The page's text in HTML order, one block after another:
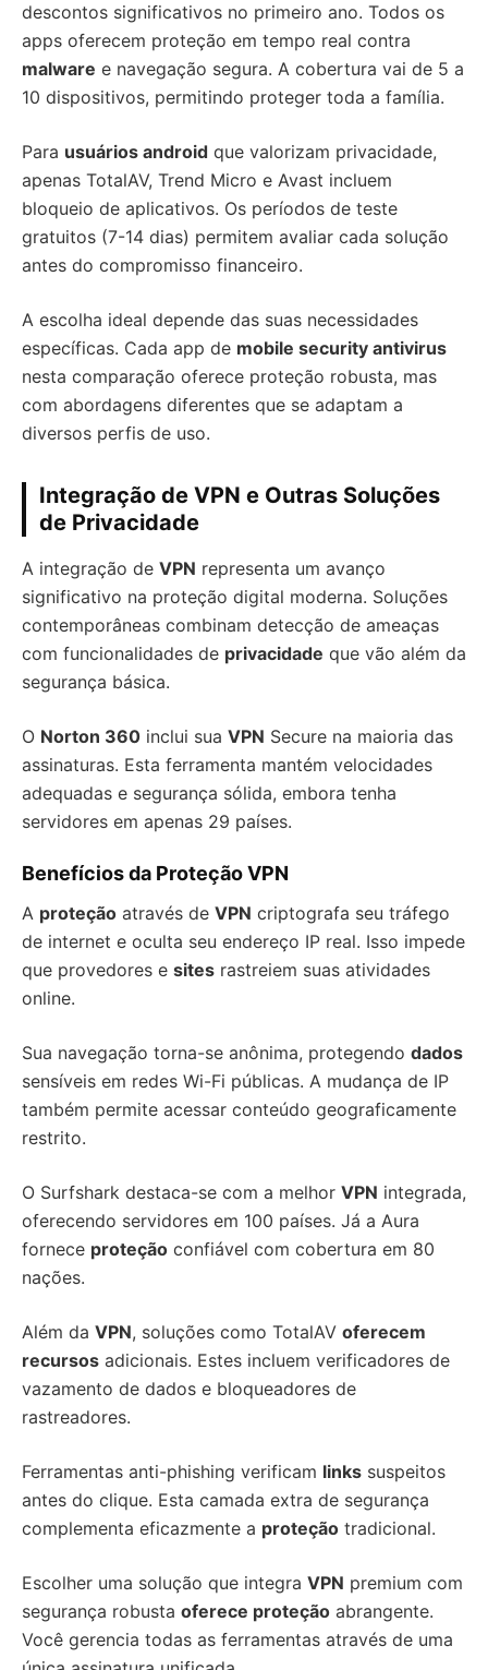
descontos significativos no primeiro ano. Todos os
apps oferecem proteção em tempo real contra
malware e navegação segura. A cobertura vai de 5 a
10 dispositivos, permitindo proteger toda a família.
Para usuários android que valorizam privacidade,
apenas TotalAV, Trend Micro e Avast incluem
bloqueio de aplicativos. Os períodos de teste
gratuitos (7-14 dias) permitem avaliar cada solução
antes do compromisso financeiro.
A escolha ideal depende das suas necessidades
específicas. Cada app de mobile security antivirus
nesta comparação oferece proteção robusta, mas
com abordagens diferentes que se adaptam a
diversos perfis de uso.
Integração de VPN e Outras Soluções
de Privacidade
A integração de VPN representa um avanço
significativo na proteção digital moderna. Soluções
contemporâneas combinam detecção de ameaças
com funcionalidades de privacidade que vão além da
segurança básica.
O Norton 360 inclui sua VPN Secure na maioria das
assinaturas. Esta ferramenta mantém velocidades
adequadas e segurança sólida, embora tenha
servidores em apenas 29 países.
Benefícios da Proteção VPN
A proteção através de VPN criptografa seu tráfego
de internet e oculta seu endereço IP real. Isso impede
que provedores e sites rastreiem suas atividades
online.
Sua navegação torna-se anônima, protegendo dados
sensíveis em redes Wi-Fi públicas. A mudança de IP
também permite acessar conteúdo geograficamente
restrito.
O Surfshark destaca-se com a melhor VPN integrada,
oferecendo servidores em 100 países. Já a Aura
fornece proteção confiável com cobertura em 80
nações.
Além da VPN, soluções como TotalAV oferecem
recursos adicionais. Estes incluem verificadores de
vazamento de dados e bloqueadores de
rastreadores.
Ferramentas anti-phishing verificam links suspeitos
antes do clique. Esta camada extra de segurança
complementa eficazmente a proteção tradicional.
Escolher uma solução que integra VPN premium com
segurança robusta oferece proteção abrangente.
Você gerencia todas as ferramentas através de uma